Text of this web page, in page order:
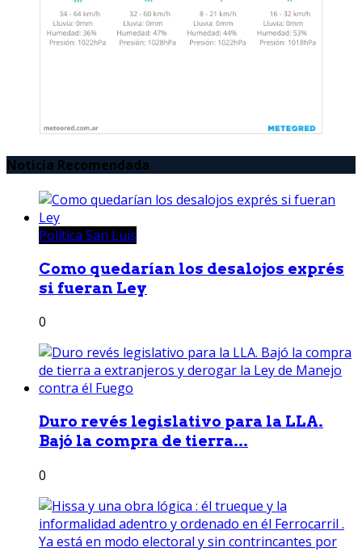
Noticia Recomendada
Política San Luis
Como quedarían los desalojos exprés
si fueran Ley
0
Duro revés legislativo para la LLA.
Bajó la compra de tierra...
0